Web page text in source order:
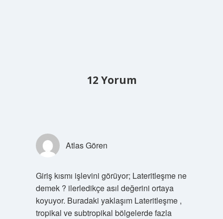
12 Yorum
Atlas Gören
Giriş kısmı işlevini görüyor; Lateritleşme ne
demek ? ilerledikçe asıl değerini ortaya
koyuyor. Buradaki yaklaşım Lateritleşme ,
tropikal ve subtropikal bölgelerde fazla